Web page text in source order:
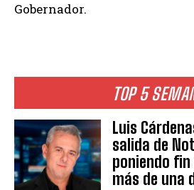
TOP 5
Luis
salida de
poniendo
más de una
Gobernador.